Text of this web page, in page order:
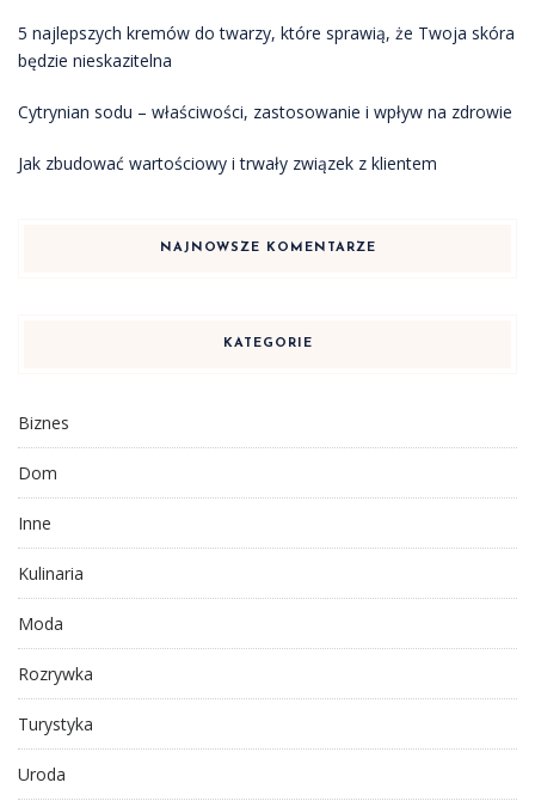
5 najlepszych kremów do twarzy, które sprawią, że Twoja skóra
będzie nieskazitelna
Cytrynian sodu – właściwości, zastosowanie i wpływ na zdrowie
Jak zbudować wartościowy i trwały związek z klientem
NAJNOWSZE KOMENTARZE
KATEGORIE
Biznes
Dom
Inne
Kulinaria
Moda
Rozrywka
Turystyka
Uroda